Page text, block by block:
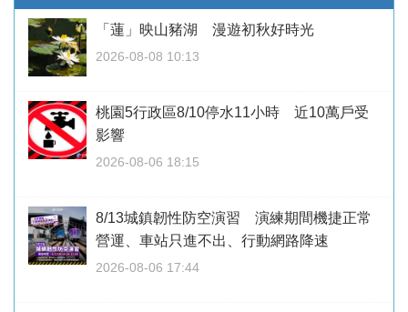
「蓮」映山豬湖 漫遊初秋好時光
2026-08-08 10:13
桃園5行政區8/10停水11小時 近10萬戶受
影響
2026-08-06 18:15
8/13城鎮韌性防空演習 演練期間機捷正常
營運、車站只進不出、行動網路降速
2026-08-06 17:44